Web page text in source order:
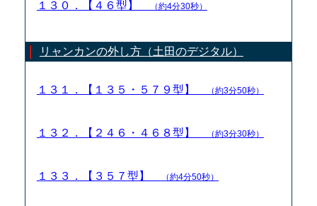
１３０．【４６型】 （約4分30秒）
リャンカンの外し方（土田のデジタル）
１３１．【１３５・５７９型】 （約3分50秒）
１３２．【２４６・４６８型】 （約3分30秒）
１３３．【３５７型】 （約4分50秒）